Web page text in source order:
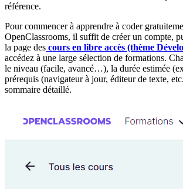
référence.
Pour commencer à apprendre à coder
OpenClassrooms, il suffit de créer un compte,
la page des cours en libre accès (thème
accédez à une large sélection de formations.
le niveau (facile, avancé…), la durée estimée
prérequis (navigateur à jour, éditeur de texte,
sommaire détaillé.